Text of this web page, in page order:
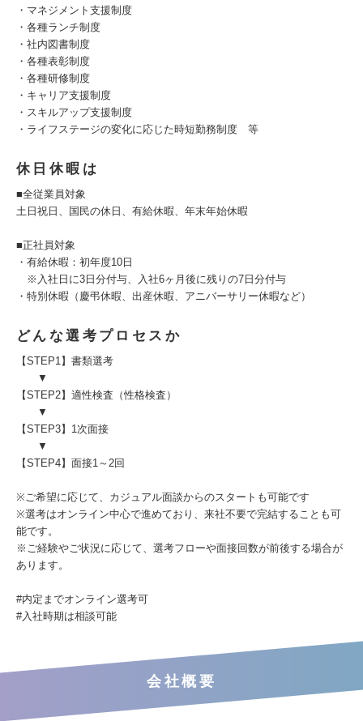
・マネジメント支援制度
・各種ランチ制度
・社内図書制度
・各種表彰制度
・各種研修制度
・キャリア支援制度
・スキルアップ支援制度
・ライフステージの変化に応じた時短勤務制度 等
休日休暇は
■全従業員対象
土日祝日、国民の休日、有給休暇、年末年始休暇
■正社員対象
・有給休暇：初年度10日
※入社日に3日分付与、入社6ヶ月後に残りの7日分付与
・特別休暇（慶弔休暇、出産休暇、アニバーサリー休暇など）
どんな選考プロセスか
【STEP1】書類選考
▼
【STEP2】適性検査（性格検査）
▼
【STEP3】1次面接
▼
【STEP4】面接1～2回
※ご希望に応じて、カジュアル面談からのスタートも可能です
※選考はオンライン中心で進めており、来社不要で完結することも可
能です。
※ご経験やご状況に応じて、選考フローや面接回数が前後する場合が
あります。
#内定までオンライン選考可
#入社時期は相談可能
会社概要